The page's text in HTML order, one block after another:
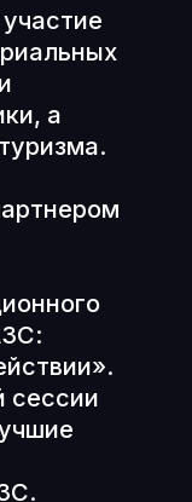
а
сессии